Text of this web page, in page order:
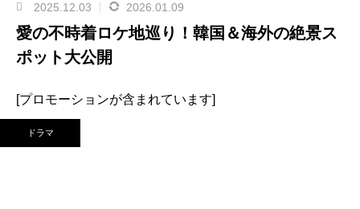
2025.12.03 2026.01.09
愛の不時着ロケ地巡り！韓国＆海外の絶景ス
ポット大公開
[プロモーションが含まれています]
ドラマ